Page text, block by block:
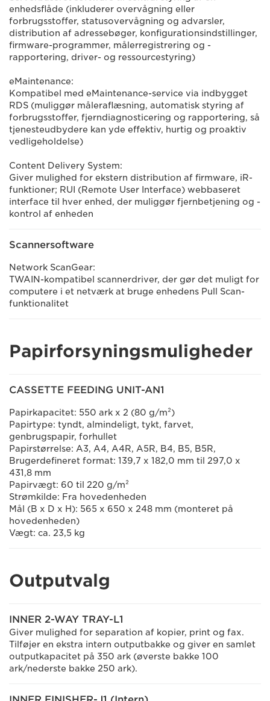
enhedsflåde (inkluderer overvågning eller
forbrugsstoffer, statusovervågning og advarsler,
distribution af adressebøger, konfigurationsindstillinger,
firmware-programmer, målerregistrering og -
rapportering, driver- og ressourcestyring)
eMaintenance:
Kompatibel med eMaintenance-service via indbygget
RDS (muliggør måleraflæsning, automatisk styring af
forbrugsstoffer, fjerndiagnosticering og rapportering, så
tjenesteudbydere kan yde effektiv, hurtig og proaktiv
vedligeholdelse)
Content Delivery System:
Giver mulighed for ekstern distribution af firmware, iR-
funktioner; RUI (Remote User Interface) webbaseret
interface til hver enhed, der muliggør fjernbetjening og -
kontrol af enheden
Scannersoftware
Network ScanGear:
TWAIN-kompatibel scannerdriver, der gør det muligt for
computere i et netværk at bruge enhedens Pull Scan-
funktionalitet
Papirforsyningsmuligheder
CASSETTE FEEDING UNIT-AN1
Papirkapacitet: 550 ark x 2 (80 g/m²)
Papirtype: tyndt, almindeligt, tykt, farvet,
genbrugspapir, forhullet
Papirstørrelse: A3, A4, A4R, A5R, B4, B5, B5R,
Brugerdefineret format: 139,7 x 182,0 mm til 297,0 x
431,8 mm
Papirvægt: 60 til 220 g/m²
Strømkilde: Fra hovedenheden
Mål (B x D x H): 565 x 650 x 248 mm (monteret på
hovedenheden)
Vægt: ca. 23,5 kg
Outputvalg
INNER 2-WAY TRAY-L1
Giver mulighed for separation af kopier, print og fax.
Tilføjer en ekstra intern outputbakke og giver en samlet
outputkapacitet på 350 ark (øverste bakke 100
ark/nederste bakke 250 ark).